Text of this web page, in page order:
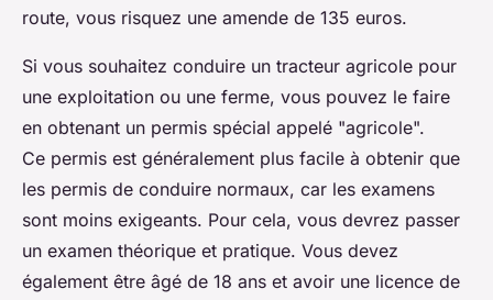
route, vous risquez une amende de 135 euros.
Si vous souhaitez conduire un tracteur agricole pour
une exploitation ou une ferme, vous pouvez le faire
en obtenant un permis spécial appelé "agricole".
Ce permis est généralement plus facile à obtenir que
les permis de conduire normaux, car les examens
sont moins exigeants. Pour cela, vous devrez passer
un examen théorique et pratique. Vous devez
également être âgé de 18 ans et avoir une licence de